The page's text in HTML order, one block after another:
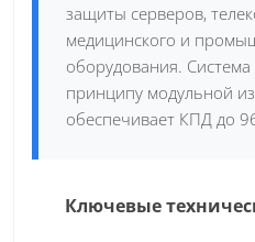
защиты серверов,
медицинского и
оборудования.
принципу модульной
обеспечивает КПД до
Ключевые